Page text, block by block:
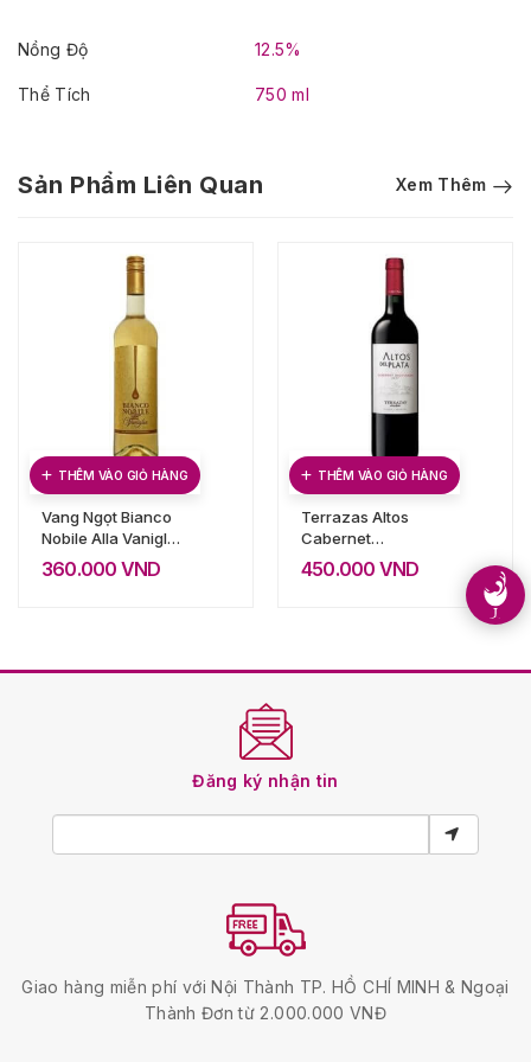
Nồng Độ 12.5%
Thể Tích 750 ml
Sản Phẩm Liên Quan Xem Thêm
THÊM VÀO GIỎ HÀNG
Vang Ngọt Bianco
Nobile Alla Vaniglia
(Vani)
360.000 VND
THÊM VÀO GIỎ HÀNG
Terrazas Altos
Cabernet
Sauvignon
450.000 VND
Đăng ký nhận tin
Giao hàng miễn phí với Nội Thành TP. HỒ CHÍ MINH & Ngoại
Thành Đơn từ 2.000.000 VNĐ